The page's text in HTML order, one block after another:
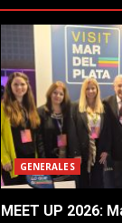
GENERALES
MEET UP 2026: